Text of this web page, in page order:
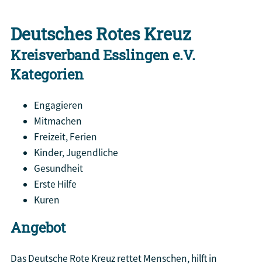
Deutsches Rotes Kreuz
Kreisverband Esslingen e.V.
Kategorien
Engagieren
Mitmachen
Freizeit, Ferien
Kinder, Jugendliche
Gesundheit
Erste Hilfe
Kuren
Angebot
Das Deutsche Rote Kreuz rettet Menschen, hilft in